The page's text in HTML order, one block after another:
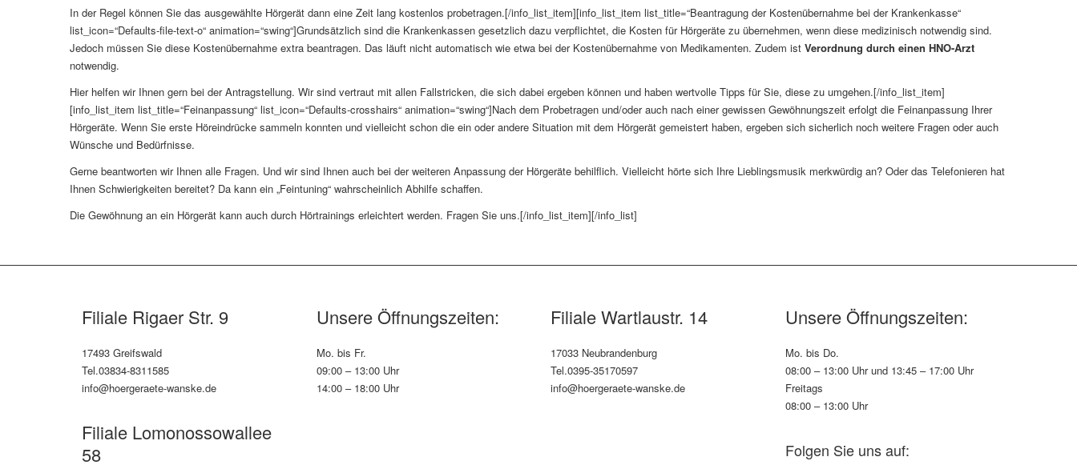
In der Regel können Sie das ausgewählte Hörgerät dann eine Zeit lang kostenlos probetragen.[/info_list_item][info_list_item list_title=“Beantragung der Kostenübernahme bei der Krankenkasse“
list_icon=“Defaults-file-text-o“ animation=“swing“]Grundsätzlich sind die Krankenkassen gesetzlich dazu verpflichtet, die Kosten für Hörgeräte zu übernehmen, wenn diese medizinisch notwendig sind.
Jedoch müssen Sie diese Kostenübernahme extra beantragen. Das läuft nicht automatisch wie etwa bei der Kostenübernahme von Medikamenten. Zudem ist Verordnung durch einen HNO-Arzt
notwendig.
Hier helfen wir Ihnen gern bei der Antragstellung. Wir sind vertraut mit allen Fallstricken, die sich dabei ergeben können und haben wertvolle Tipps für Sie, diese zu umgehen.[/info_list_item]
[info_list_item list_title=“Feinanpassung“ list_icon=“Defaults-crosshairs“ animation=“swing“]Nach dem Probetragen und/oder auch nach einer gewissen Gewöhnungszeit erfolgt die Feinanpassung Ihrer
Hörgeräte. Wenn Sie erste Höreindrücke sammeln konnten und vielleicht schon die ein oder andere Situation mit dem Hörgerät gemeistert haben, ergeben sich sicherlich noch weitere Fragen oder auch
Wünsche und Bedürfnisse.
Gerne beantworten wir Ihnen alle Fragen. Und wir sind Ihnen auch bei der weiteren Anpassung der Hörgeräte behilflich. Vielleicht hörte sich Ihre Lieblingsmusik merkwürdig an? Oder das Telefonieren hat
Ihnen Schwierigkeiten bereitet? Da kann ein „Feintuning“ wahrscheinlich Abhilfe schaffen.
Die Gewöhnung an ein Hörgerät kann auch durch Hörtrainings erleichtert werden. Fragen Sie uns.[/info_list_item][/info_list]
Filiale Rigaer Str. 9
17493 Greifswald
Tel.03834-8311585
info@hoergeraete-wanske.de
Filiale Lomonossowallee
58
Unsere Öffnungszeiten:
Mo. bis Fr.
09:00 – 13:00 Uhr
14:00 – 18:00 Uhr
Filiale Wartlaustr. 14
17033 Neubrandenburg
Tel.0395-35170597
info@hoergeraete-wanske.de
Unsere Öffnungszeiten:
Mo. bis Do.
08:00 – 13:00 Uhr und 13:45 – 17:00 Uhr
Freitags
08:00 – 13:00 Uhr
Folgen Sie uns auf: